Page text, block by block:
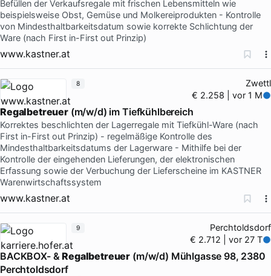
Befüllen der Verkaufsregale mit frischen Lebensmitteln wie
beispielsweise Obst, Gemüse und Molkereiprodukten - Kontrolle
von Mindesthaltbarkeitsdatum sowie korrekte Schlichtung der
Ware (nach First in-First out Prinzip)
www.kastner.at
Zwettl
€ 2.258 | vor 1 M
Regalbetreuer(m/w/d) im Tiefkühlbereich
Korrektes beschlichten der Lagerregale mit Tiefkühl-Ware (nach
First in-First out Prinzip) - regelmäßige Kontrolle des
Mindesthaltbarkeitsdatums der Lagerware - Mithilfe bei der
Kontrolle der eingehenden Lieferungen, der elektronischen
Erfassung sowie der Verbuchung der Lieferscheine im KASTNER
Warenwirtschaftssystem
www.kastner.at
8
Perchtoldsdorf
€ 2.712 | vor 27 T
BACKBOX- &Regalbetreuer (m/w/d) Mühlgasse 98, 2380
Perchtoldsdorf
9